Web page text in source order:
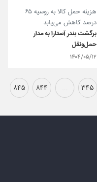
هزینه حمل کالا به روسیه ۶۵
درصد کاهش می‌یابد
برگشت بندر آستارا به مدار
حمل‌ونقل
۱۴۰۴/۰۵/۱۲
۳۴۵ ... ۸۴۴ ۸۴۵